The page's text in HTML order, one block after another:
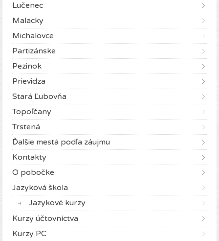
Lučenec
Malacky
Michalovce
Partizánske
Pezinok
Prievidza
Stará Ľubovňa
Topoľčany
Trstená
Ďalšie mestá podľa záujmu
Kontakty
O pobočke
Jazyková škola
Jazykové kurzy
Kurzy účtovníctva
Kurzy PC